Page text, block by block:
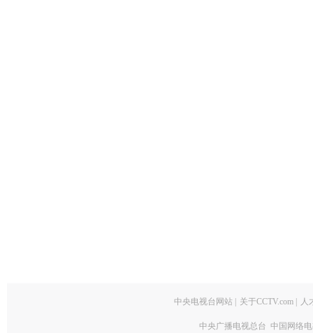
中央电视台网站 关于CCTV.com 人
中央广播电视总台 中国网络